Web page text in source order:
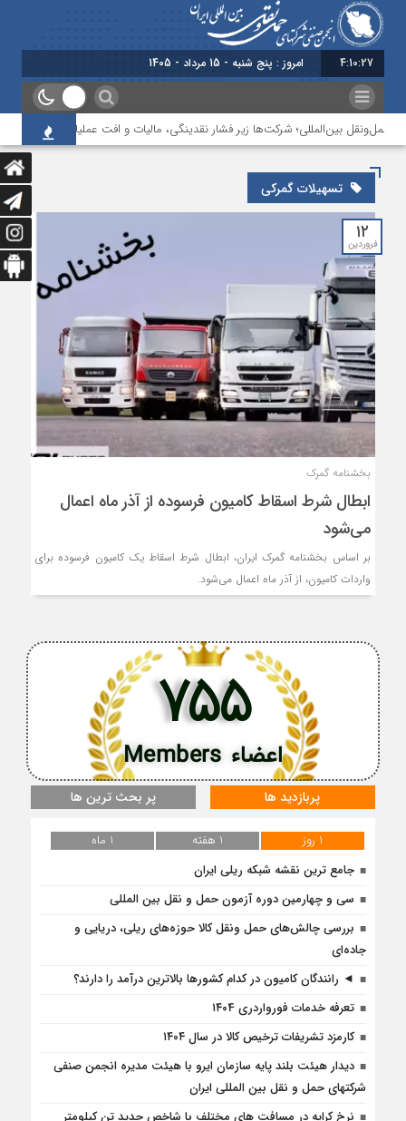
4:10:27 امروز : پنج شنبه - 15 مرداد - 1405
حمل‌ونقل بین‌المللی؛ شرکت‌ها زیر فشار نقدینگی، مالیات و افت عملیات
تسهیلات گمرکی
۱۲
فروردین
بخشنامه گمرک
ابطال شرط اسقاط کامیون فرسوده از آذر ماه اعمال
می‌شود
بر اساس بخشنامه گمرک ایران، ابطال شرط اسقاط یک کامیون فرسوده برای
واردات کامیون، از آذر ماه اعمال می‌شود.
اعضاء Members
755
پربازدید ها پر بحث ترین ها
1 روز 1 هفته
1 ماه
جامع ترین نقشه شبکه ریلی ایران
سی و چهارمین دوره آزمون حمل و نقل بین المللی
بررسی چالش‌های حمل ونقل کالا حوزه‌های ریلی، دریایی و
جاده‌ای
◄ رانندگان کامیون در کدام کشورها بالاترین درآمد را دارند؟
تعرفه خدمات فورواردری ۱۴۰4
کارمزد تشریفات ترخیص کالا در سال ۱۴۰۴
دیدار هیئت بلند پایه سازمان ایرو با هیئت مدیره انجمن صنفی
شرکتهای حمل و نقل بین المللی ایران
نرخ کرایه در مسافت‌ های مختلف با شاخص جدید تن کیلومتر